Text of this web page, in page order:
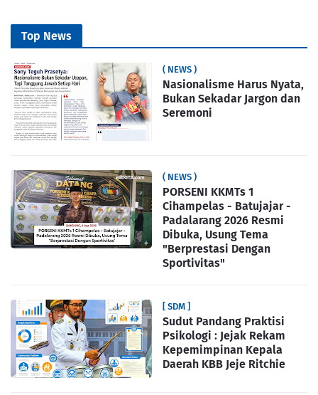
Top News
( NEWS )
Nasionalisme Harus Nyata,
Bukan Sekadar Jargon dan
Seremoni
( NEWS )
PORSENI KKMTs 1
Cihampelas - Batujajar -
Padalarang 2026 Resmi
Dibuka, Usung Tema
"Berprestasi Dengan
Sportivitas"
[ SDM ]
Sudut Pandang Praktisi
Psikologi : Jejak Rekam
Kepemimpinan Kepala
Daerah KBB Jeje Ritchie